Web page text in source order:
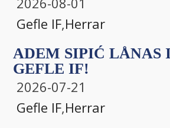
Gefle IF,Herrar
ADEM SIPIĆ LÅNAS
GEFLE IF!
2026-07-21
Gefle IF,Herrar